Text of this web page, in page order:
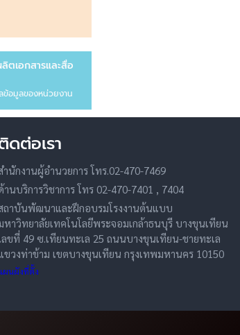
ลิตเอกสารและสื่อ
ข้อมูลของหน่วยงาน
ดต่อเรา
ำนักงานผู้อำนวยการ โทร.02-470-7469
านบริการวิชาการ โทร 02-470-7401 , 7404
ถาบันพัฒนาและฝึกอบรมโรงงานต้นแบบ
หาวิทยาลัยเทคโนโลยีพระจอมเกล้าธนบุรี บางขุนเทียน
ลขที่ 49 ซ.เทียนทะเล 25 ถนนบางขุนเทียน-ชายทะเล
ขวงท่าข้าม เขตบางขุนเทียน กรุงเทพมหานคร 10150
ผนผังที่ตั้ง